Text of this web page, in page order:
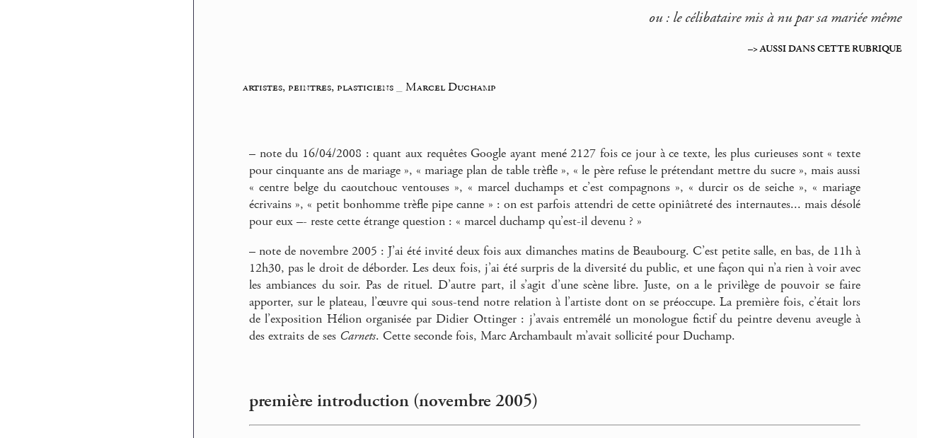
ou : le célibataire mis à nu par sa mariée même
–> AUSSI DANS CETTE RUBRIQUE
artistes, peintres, plasticiens _Marcel Duchamp
– note du 16/04/2008 : quant aux requêtes Google ayant mené 2127 fois ce jour à ce texte, les plus curieuses sont « texte
pour cinquante ans de mariage », « mariage plan de table trèfle », « le père refuse le prétendant mettre du sucre », mais aussi
« centre belge du caoutchouc ventouses », « marcel duchamps et c’est compagnons », « durcir os de seiche », « mariage
écrivains », « petit bonhomme trèfle pipe canne » : on est parfois attendri de cette opiniâtreté des internautes... mais désolé
pour eux –- reste cette étrange question : « marcel duchamp qu’est-il devenu ? »
– note de novembre 2005 : J’ai été invité deux fois aux dimanches matins de Beaubourg. C’est petite salle, en bas, de 11h à
12h30, pas le droit de déborder. Les deux fois, j’ai été surpris de la diversité du public, et une façon qui n’a rien à voir avec
les ambiances du soir. Pas de rituel. D’autre part, il s’agit d’une scène libre. Juste, on a le privilège de pouvoir se faire
apporter, sur le plateau, l’œuvre qui sous-tend notre relation à l’artiste dont on se préoccupe. La première fois, c’était lors
de l’exposition Hélion organisée par Didier Ottinger : j’avais entremêlé un monologue fictif du peintre devenu aveugle à
des extraits de ses Carnets. Cette seconde fois, Marc Archambault m’avait sollicité pour Duchamp.
première introduction (novembre 2005)